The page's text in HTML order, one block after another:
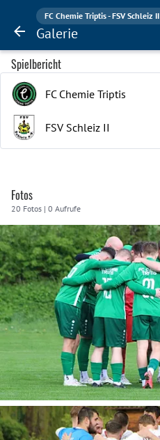
FC Chemie Triptis - FSV Schleiz II
Galerie
Spielbericht
FC Chemie Triptis
FSV Schleiz II
Fotos
20 Fotos | 0 Aufrufe